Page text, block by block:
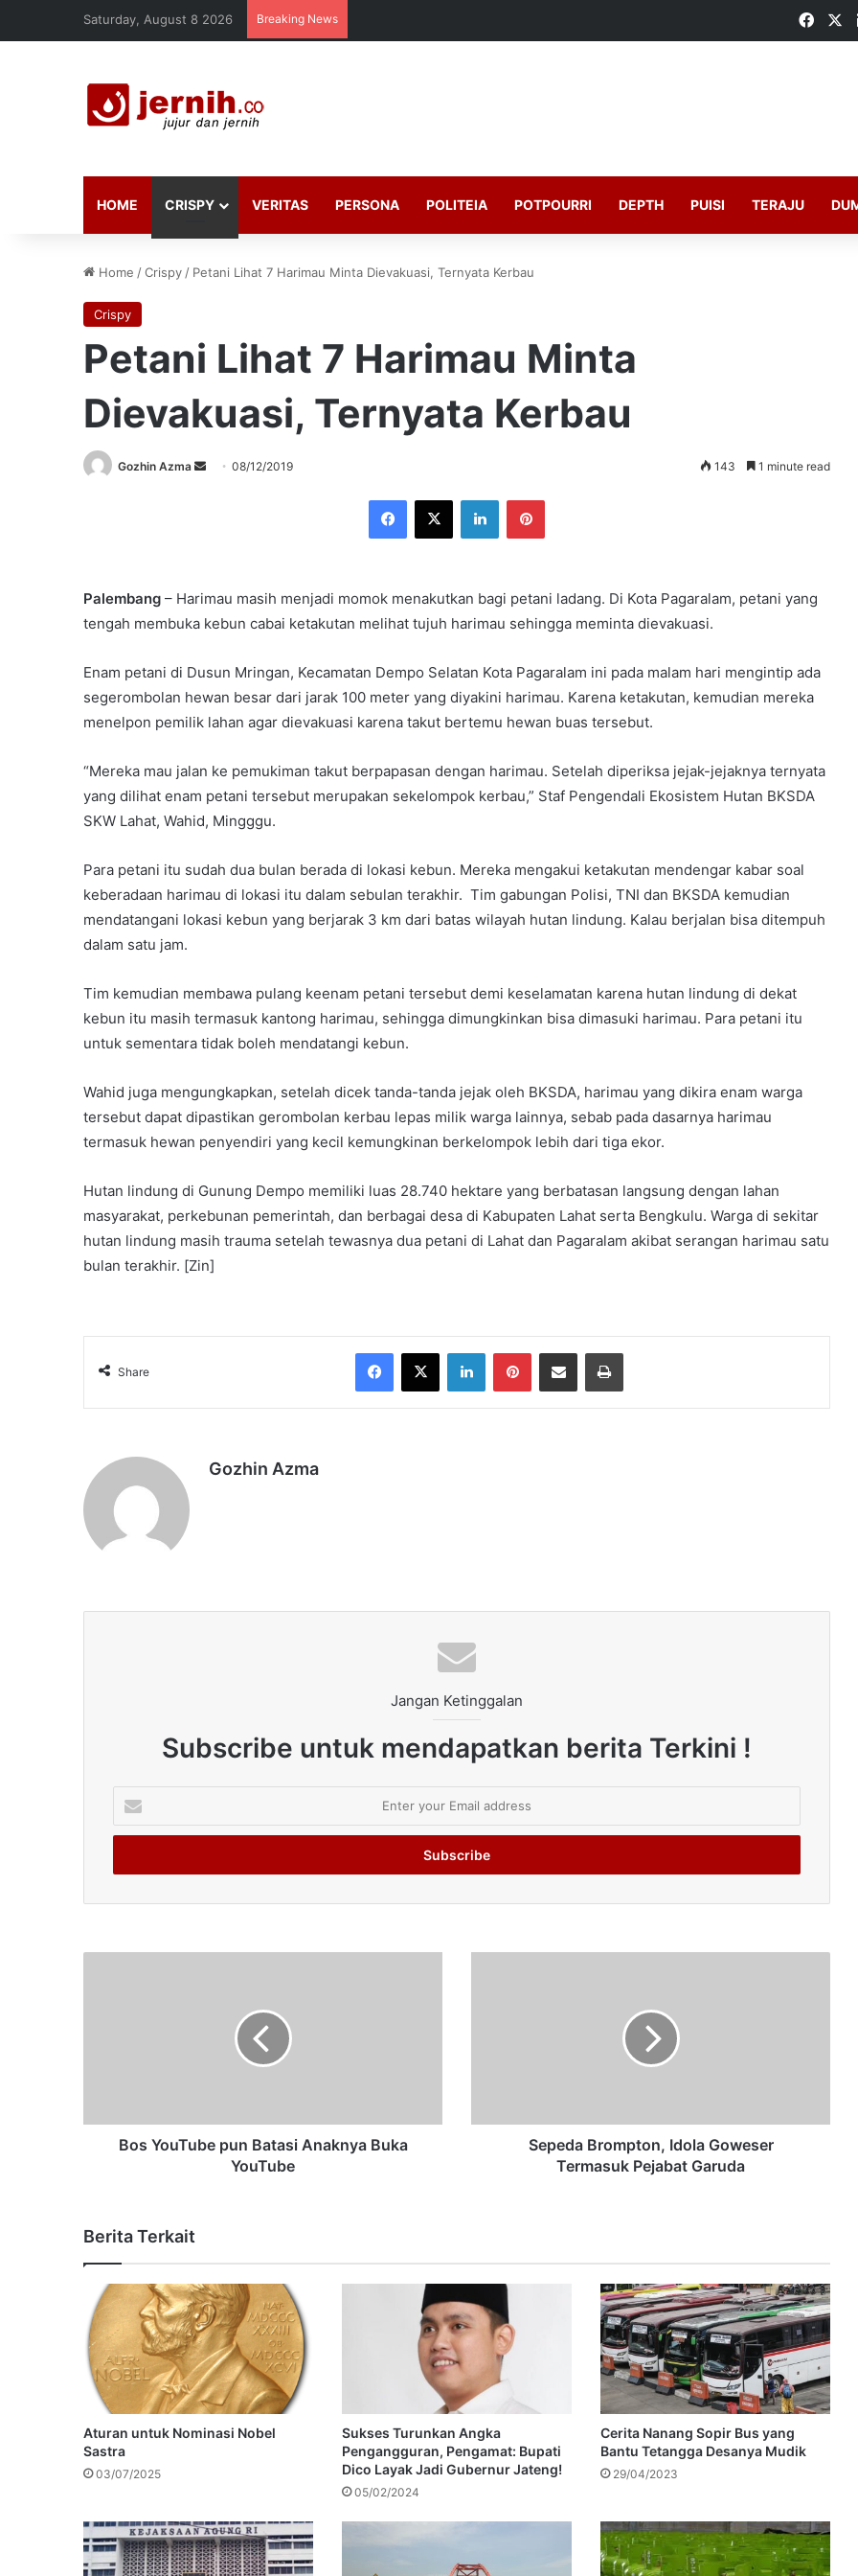
Saturday, August 8 2026 Breaking News
HOME CRISPY VERITAS PERSONA POLITEIA POTPOURRI DEPTH PUISI TERAJU
Home /Crispy / Petani Lihat 7 Harimau Minta Dievakuasi, Ternyata Kerbau
Crispy
Petani Lihat 7 Harimau Minta
Dievakuasi, Ternyata Kerbau
Gozhin Azma
Send08/12/2019 143 1 minute read
Facebook
X LinkedInPinterest
Palembang – Harimau masih menjadi momok menakutkan bagi petani ladang. Di Kota Pagaralam, petani yang
tengah membuka kebun cabai ketakutan melihat tujuh harimau sehingga meminta dievakuasi.
Enam petani di Dusun Mringan, Kecamatan Dempo Selatan Kota Pagaralam ini pada malam hari mengintip ada
segerombolan hewan besar dari jarak 100 meter yang diyakini harimau. Karena ketakutan, kemudian mereka
menelpon pemilik lahan agar dievakuasi karena takut bertemu hewan buas tersebut.
“Mereka mau jalan ke pemukiman takut berpapasan dengan harimau. Setelah diperiksa jejak-jejaknya ternyata
yang dilihat enam petani tersebut merupakan sekelompok kerbau,” Staf Pengendali Ekosistem Hutan BKSDA
SKW Lahat, Wahid, Mingggu.
Para petani itu sudah dua bulan berada di lokasi kebun. Mereka mengakui ketakutan mendengar kabar soal
keberadaan harimau di lokasi itu dalam sebulan terakhir. Tim gabungan Polisi, TNI dan BKSDA kemudian
mendatangani lokasi kebun yang berjarak 3 km dari batas wilayah hutan lindung. Kalau berjalan bisa ditempuh
dalam satu jam.
Tim kemudian membawa pulang keenam petani tersebut demi keselamatan karena hutan lindung di dekat
kebun itu masih termasuk kantong harimau, sehingga dimungkinkan bisa dimasuki harimau. Para petani itu
untuk sementara tidak boleh mendatangi kebun.
Wahid juga mengungkapkan, setelah dicek tanda-tanda jejak oleh BKSDA, harimau yang dikira enam warga
tersebut dapat dipastikan gerombolan kerbau lepas milik warga lainnya, sebab pada dasarnya harimau
termasuk hewan penyendiri yang kecil kemungkinan berkelompok lebih dari tiga ekor.
Hutan lindung di Gunung Dempo memiliki luas 28.740 hektare yang berbatasan langsung dengan lahan
masyarakat, perkebunan pemerintah, dan berbagai desa di Kabupaten Lahat serta Bengkulu. Warga di sekitar
hutan lindung masih trauma setelah tewasnya dua petani di Lahat dan Pagaralam akibat serangan harimau satu
bulan terakhir. [Zin]
Share
Facebook
X LinkedInPinterestShare via Email Print
Gozhin Azma
Jangan Ketinggalan
Subscribe untuk mendapatkan berita Terkini !
your
Email
Bos YouTube pun Batasi Anaknya Buka
YouTube
Sepeda Brompton, Idola Goweser
Termasuk Pejabat Garuda
Berita Terkait
Aturan untuk Nominasi Nobel
Sastra
03/07/2025
Sukses Turunkan Angka
Pengangguran, Pengamat: Bupati
Dico Layak Jadi Gubernur Jateng!
05/02/2024
Cerita Nanang Sopir Bus yang
Bantu Tetangga Desanya Mudik
29/04/2023